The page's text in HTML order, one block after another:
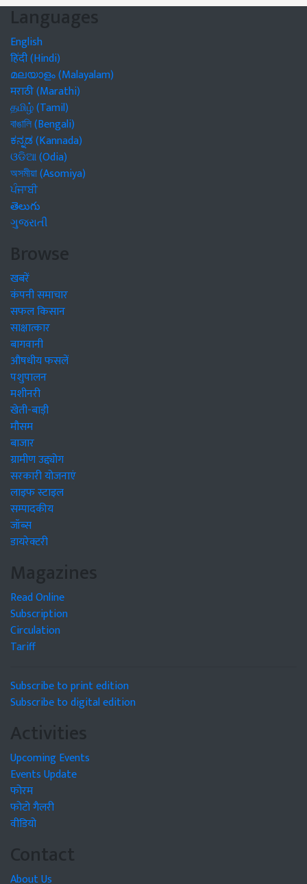
Languages
English
हिंदी (Hindi)
മലയാളം (Malayalam)
मराठी (Marathi)
தமிழ் (Tamil)
বাঙালি (Bengali)
ಕನ್ನಡ (Kannada)
ଓଡିଆ (Odia)
অসমীয়া (Asomiya)
ਪੰਜਾਬੀ
తెలుగు
ગુજરાતી
Browse
खबरें
कंपनी समाचार
सफल किसान
साक्षात्कार
बागवानी
औषधीय फसलें
पशुपालन
मशीनरी
खेती-बाड़ी
मौसम
बाजार
ग्रामीण उद्द्योग
सरकारी योजनाएं
लाइफ स्टाइल
सम्पादकीय
जॉब्स
डायरेक्टरी
Magazines
Read Online
Subscription
Circulation
Tariff
Subscribe to print edition
Subscribe to digital edition
Activities
Upcoming Events
Events Update
फोरम
फोटो गैलरी
वीडियो
Contact
About Us